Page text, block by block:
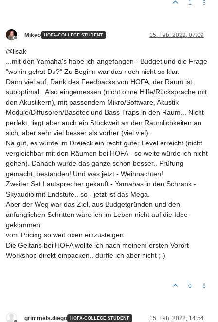
1
Mikeo HOFA-COLLEGE STUDENT 15. Feb. 2022, 07:09
@lisak
...mit den Yamaha's habe ich angefangen - Budget und die Frage
"wohin gehst Du?" Zu Beginn war das noch nicht so klar.
Dann viel auf, Dank des Feedbacks von HOFA, der Raum ist
suboptimal.. Also eingemessen (nicht ohne Hilfe/Rücksprache mit
den Akustikern), mit passendem Mikro/Software, Akustik
Module/Diffusoren/Basotec und Bass Traps in den Raum... Nicht
perfekt, liegt aber auch ein Stückweit an den Räumlichkeiten an
sich, aber sehr viel besser als vorher (viel viel)..
Na gut, es wurde im Dreieck ein recht guter Level erreicht (nicht
vergleichbar mit den Räumen bei HOFA - so weite würde ich nicht
gehen). Danach wurde das ganze schon besser.. Prüfung
gemacht, bestanden! Und was jetzt - Weihnachten!
Zweiter Set Lautsprecher gekauft - Yamahas in den Schrank -
Skyaudio mit Endstufe.. so - jetzt ist das Mega.
Aber der Weg war das Ziel, aus Budgetgründen und den
anfänglichen Schritten wäre ich im Leben nicht auf die Idee
gekommen
vom Pricing so weit oben einzusteigen.
Die Geitans bei HOFA wollte ich nach meinem ersten Vorort
Workshop direkt einpacken.. durfte ich aber nicht ;-)
0
grimmels.diego HOFA-COLLEGE STUDENT 15. Feb. 2022, 14:54